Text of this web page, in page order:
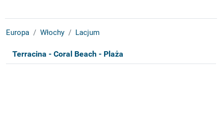
Europa Włochy Lacjum
Terracina - Coral Beach - Plaża